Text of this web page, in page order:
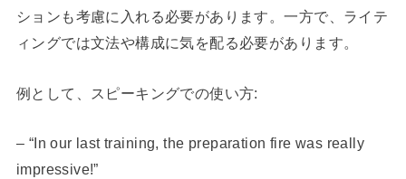
ションも考慮に入れる必要があります。一方で、ライテ
ィングでは文法や構成に気を配る必要があります。
例として、スピーキングでの使い方:
– “In our last training, the preparation fire was really
impressive!”